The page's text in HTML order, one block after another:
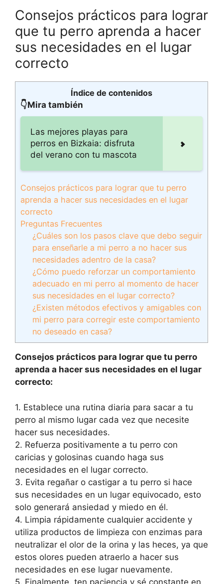
Consejos prácticos para lograr
que tu perro aprenda a hacer
sus necesidades en el lugar
correcto
Índice de contenidos
👇Mira también
Las mejores playas para
perros en Bizkaia: disfruta
del verano con tu mascota
Consejos prácticos para lograr que tu perro
aprenda a hacer sus necesidades en el lugar
correcto
Preguntas Frecuentes
¿Cuáles son los pasos clave que debo seguir
para enseñarle a mi perro a no hacer sus
necesidades adentro de la casa?
¿Cómo puedo reforzar un comportamiento
adecuado en mi perro al momento de hacer
sus necesidades en el lugar correcto?
¿Existen métodos efectivos y amigables con
mi perro para corregir este comportamiento
no deseado en casa?
Consejos prácticos para lograr que tu perro
aprenda a hacer sus necesidades en el lugar
correcto:
1. Establece una rutina diaria para sacar a tu
perro al mismo lugar cada vez que necesite
hacer sus necesidades.
2. Refuerza positivamente a tu perro con
caricias y golosinas cuando haga sus
necesidades en el lugar correcto.
3. Evita regañar o castigar a tu perro si hace
sus necesidades en un lugar equivocado, esto
solo generará ansiedad y miedo en él.
4. Limpia rápidamente cualquier accidente y
utiliza productos de limpieza con enzimas para
neutralizar el olor de la orina y las heces, ya que
estos olores pueden atraerlo a hacer sus
necesidades en ese lugar nuevamente.
5. Finalmente, ten paciencia y sé constante en